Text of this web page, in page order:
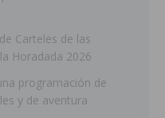
Carteles de las
Horadada 2026
programación de
y de aventura